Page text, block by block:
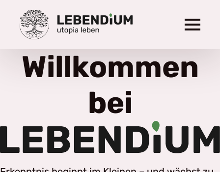
Willkommen
bei